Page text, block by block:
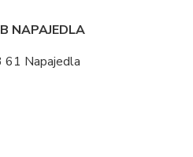
NAPAJEDLA
61 Napajedla